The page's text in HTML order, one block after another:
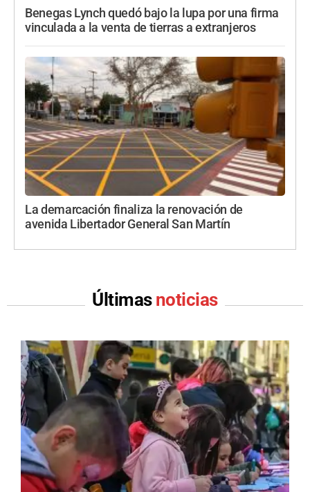
Benegas Lynch quedó bajo la lupa por una firma
vinculada a la venta de tierras a extranjeros
La demarcación finaliza la renovación de
avenida Libertador General San Martín
Últimas noticias